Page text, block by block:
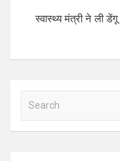
k
p
स्वास्थ्य मंत्री ने ली
a